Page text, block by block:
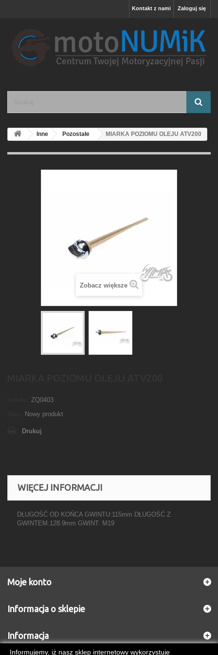
Zaloguj się
Kontakt z nami
Inne Pozostałe MIARKA POZIOMU OLEJU ATV200
Zobacz większe
ZQ0403
Nowy produkt
Drukuj
WIĘCEJ INFORMACJI
DŁUGOŚĆ OD KOŃCA GWINTU:115mm DŁUGOŚĆ Z
GWINTEM:128.9mm GWINT: M19
Moje konto
Informacja o sklepie
Informacja
Informujemy, iż nasz sklep internetowy wykorzystuje